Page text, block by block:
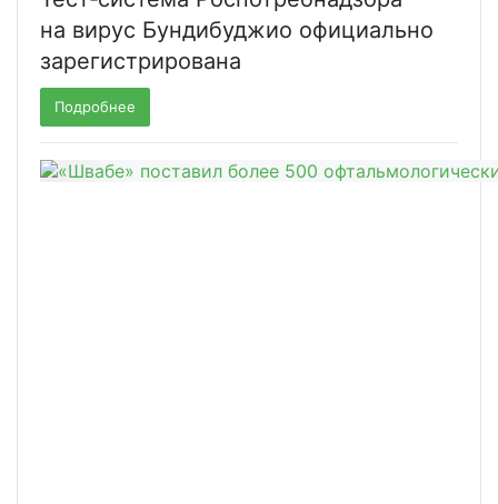
на вирус Бундибуджио официально
зарегистрирована
Подробнее